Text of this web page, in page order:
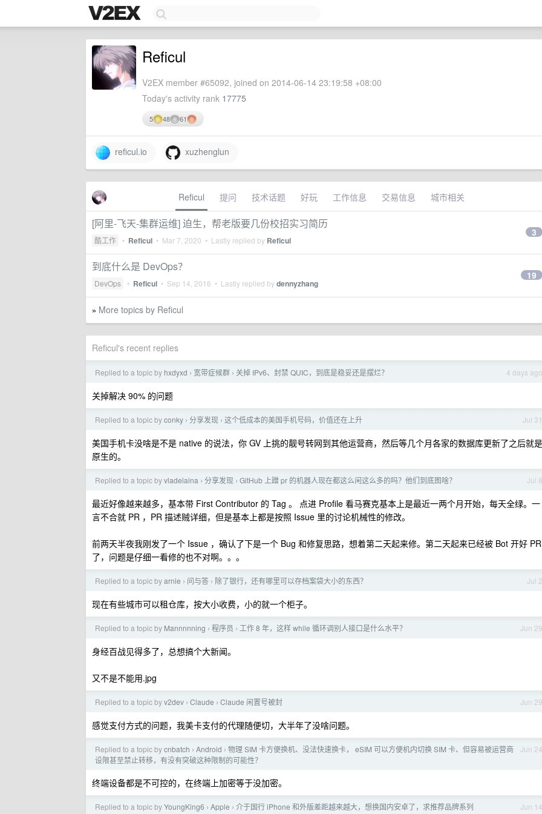
Reficul
V2EX member #65092, joined on 2014-06-14 23:19:58 +08:00
Today's activity rank 17775
5 48 61
reficul.io xuzhenglun
Reficul 提问 技术话题 好玩 工作信息 交易信息 城市相关
[阿里-飞天-集群运维] 迫生，帮老版要几份校招实习简历
酷工作 • Reficul • Mar 7, 2020 • Lastly replied by Reficul
3
到底什么是 DevOps？
DevOps • Reficul • Sep 14, 2016 • Lastly replied bydennyzhang
19
» More topics by Reficul
Reficul's recent replies
4 days ago
Replied to a topic by hxdyxd › 宽带症候群 › 关掉 IPv6、封禁 QUIC，到底是稳妥还是摆烂？
关掉解决 90% 的问题
Jul 31
Replied to a topic byconky › 分享发现 › 这个低成本的美国手机号码，价值还在上升
美国手机卡没啥是不是 native 的说法，你 GV 上挑的靓号转网到其他运营商，然后等几个月各家的数据库更新了之后就是
原生的。
Jul 8
Replied to a topic byvladelaina › 分享发现 › GitHub 上蹭 pr 的机器人现在都这么闲这么多的吗？他们到底图啥？
最近好像越来越多，基本带 First Contributor 的 Tag 。 点进 Profile 看马赛克基本上是最近一两个月开始，每天全绿。一
言不合就 PR ，PR 描述贼详细，但是基本上都是按照 Issue 里的讨论机械性的修改。
前两天半夜我刚发了一个 Issue ，确认了下是一个 Bug 和修复思路，想着第二天起来修。第二天起来已经被 Bot 开好 PR
了，问题是仔细一看修的也不对啊。。。
Jul 2
Replied to a topic byarnie › 问与答 › 除了银行，还有哪里可以存档案袋大小的东西？
现在有些城市可以租仓库，按大小收费，小的就一个柜子。
Jun 29
Replied to a topic by Mannnnning › 程序员 › 工作 8 年，这样 while 循环调别人接口是什么水平？
身经百战见得多了，总想搞个大新闻。
又不是不能用.jpg
Jun 29
Replied to a topic byv2dev › Claude › Claude 闲置号被封
感觉支付方式的问题，我美卡支付的代理随便切，大半年了没啥问题。
Jun 24
Replied to a topic bycnbatch › Android › 物理 SIM 卡方便换机、没法快速换卡， eSIM 可以方便机内切换 SIM 卡、但容易被运营商
设限甚至禁止转移，有没有突破这种限制的可能性？
终端设备都是不可控的，在终端上加密等于没加密。
Jun 14
Replied to a topic byYoungKing6 › Apple › 介于国行 iPhone 和外版差距越来越大，想换国内安卓了，求推荐品牌系列